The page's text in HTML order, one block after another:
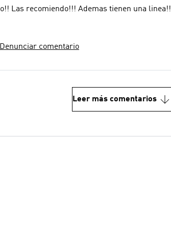
Me gustan muchisimo!! Las recomiendo!!! Ademas tienen una linea!!
Denunciar comentario
Leer más comentarios